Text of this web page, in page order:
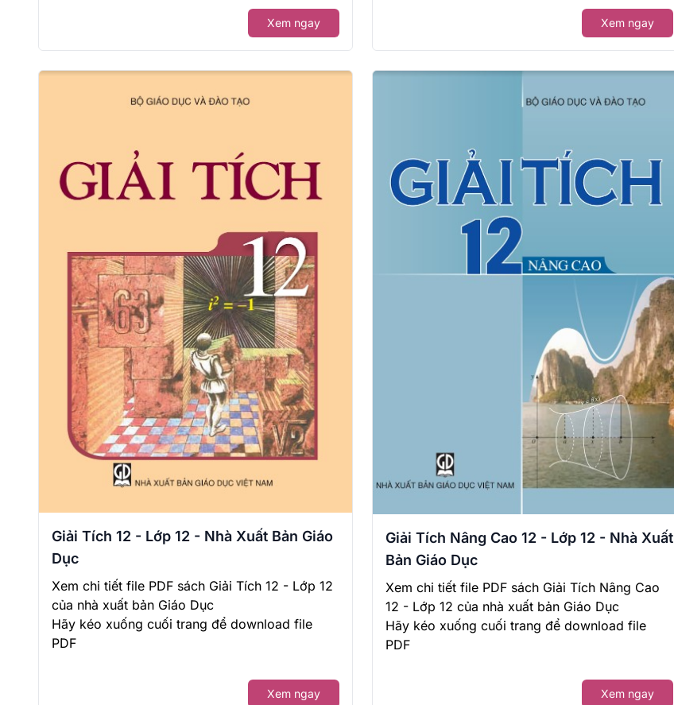
Xem ngay Xem ngay
Giải Tích 12 - Lớp 12 - Nhà Xuất Bản Giáo
Dục
Xem chi tiết file PDF sách Giải Tích 12 - Lớp 12
của nhà xuất bản Giáo Dục
Hãy kéo xuống cuối trang để download file
PDF
Xem ngay
Giải Tích Nâng Cao 12 - Lớp 12 - Nhà Xuất
Bản Giáo Dục
Xem chi tiết file PDF sách Giải Tích Nâng Cao
12 - Lớp 12 của nhà xuất bản Giáo Dục
Hãy kéo xuống cuối trang để download file
PDF
Xem ngay